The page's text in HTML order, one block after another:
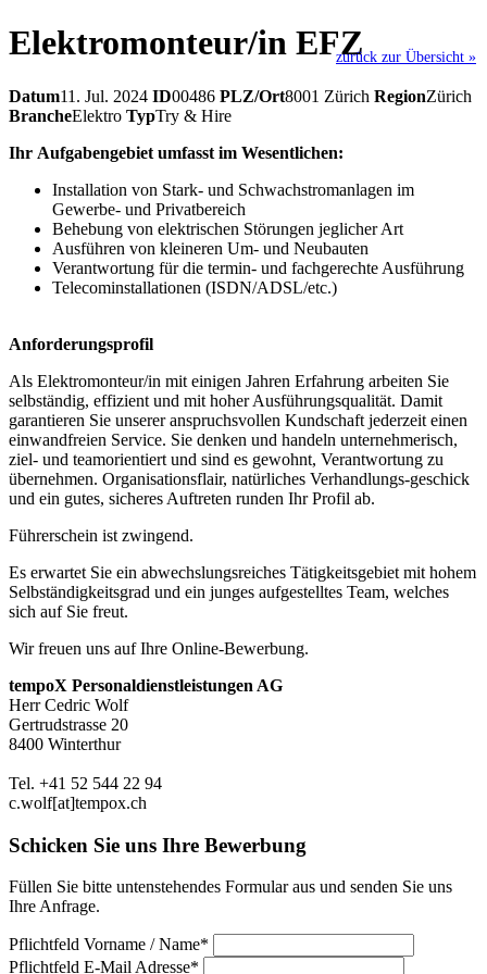
zurück zur Übersicht »
Elektromonteur/in EFZ
Datum11. Jul. 2024 ID00486 PLZ/Ort8001 Zürich RegionZürich
BrancheElektro TypTry & Hire
Ihr Aufgabengebiet umfasst im Wesentlichen:
Installation von Stark- und Schwachstromanlagen im
Gewerbe- und Privatbereich
Behebung von elektrischen Störungen jeglicher Art
Ausführen von kleineren Um- und Neubauten
Verantwortung für die termin- und fachgerechte Ausführung
Telecominstallationen (ISDN/ADSL/etc.)
Anforderungsprofil
Als Elektromonteur/in mit einigen Jahren Erfahrung arbeiten Sie
selbständig, effizient und mit hoher Ausführungsqualität. Damit
garantieren Sie unserer anspruchsvollen Kundschaft jederzeit einen
einwandfreien Service. Sie denken und handeln unternehmerisch,
ziel- und teamorientiert und sind es gewohnt, Verantwortung zu
übernehmen. Organisationsflair, natürliches Verhandlungs-geschick
und ein gutes, sicheres Auftreten runden Ihr Profil ab.
Führerschein ist zwingend.
Es erwartet Sie ein abwechslungsreiches Tätigkeitsgebiet mit hohem
Selbständigkeitsgrad und ein junges aufgestelltes Team, welches
sich auf Sie freut.
Wir freuen uns auf Ihre Online-Bewerbung.
tempoX Personaldienstleistungen AG
Herr Cedric Wolf
Gertrudstrasse 20
8400 Winterthur
Tel. +41 52 544 22 94
c.wolf[at]tempox.ch
Schicken Sie uns Ihre Bewerbung
Füllen Sie bitte untenstehendes Formular aus und senden Sie uns
Ihre Anfrage.
Pflichtfeld Vorname / Name*
Pflichtfeld E-Mail Adresse*